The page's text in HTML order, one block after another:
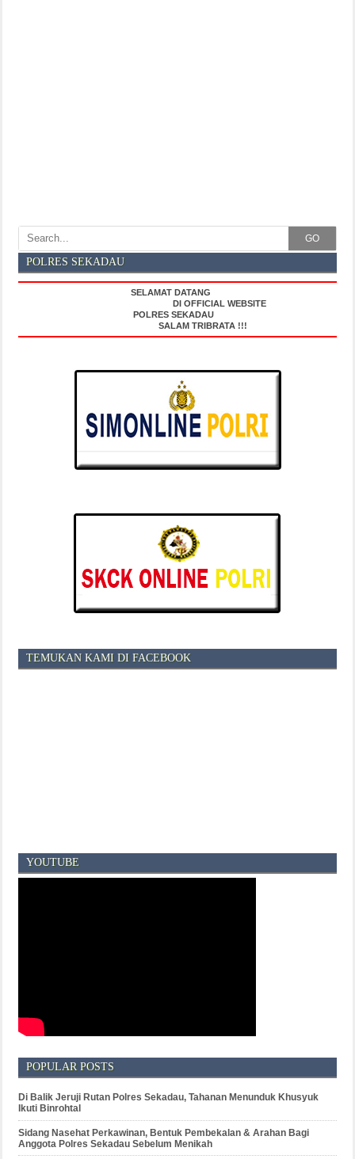
GO
POLRES SEKADAU
SELAMAT DATANG
DI OFFICIAL WEBSITE
POLRES SEKADAU
SALAM TRIBRATA !!!
TEMUKAN KAMI DI FACEBOOK
YOUTUBE
POPULAR POSTS
Di Balik Jeruji Rutan Polres Sekadau, Tahanan Menunduk Khusyuk
Ikuti Binrohtal
Sidang Nasehat Perkawinan, Bentuk Pembekalan & Arahan Bagi
Anggota Polres Sekadau Sebelum Menikah